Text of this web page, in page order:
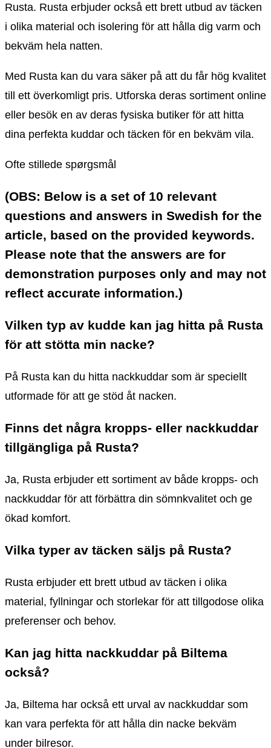
Rusta. Rusta erbjuder också ett brett utbud av täcken
i olika material och isolering för att hålla dig varm och
bekväm hela natten.
Med Rusta kan du vara säker på att du får hög kvalitet
till ett överkomligt pris. Utforska deras sortiment online
eller besök en av deras fysiska butiker för att hitta
dina perfekta kuddar och täcken för en bekväm vila.
Ofte stillede spørgsmål
(OBS: Below is a set of 10 relevant
questions and answers in Swedish for the
article, based on the provided keywords.
Please note that the answers are for
demonstration purposes only and may not
reflect accurate information.)
Vilken typ av kudde kan jag hitta på Rusta
för att stötta min nacke?
På Rusta kan du hitta nackkuddar som är speciellt
utformade för att ge stöd åt nacken.
Finns det några kropps- eller nackkuddar
tillgängliga på Rusta?
Ja, Rusta erbjuder ett sortiment av både kropps- och
nackkuddar för att förbättra din sömnkvalitet och ge
ökad komfort.
Vilka typer av täcken säljs på Rusta?
Rusta erbjuder ett brett utbud av täcken i olika
material, fyllningar och storlekar för att tillgodose olika
preferenser och behov.
Kan jag hitta nackkuddar på Biltema
också?
Ja, Biltema har också ett urval av nackkuddar som
kan vara perfekta för att hålla din nacke bekväm
under bilresor.